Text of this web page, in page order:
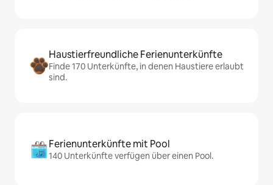
Haustierfreundliche Ferienunterkünfte
Finde 170 Unterkünfte, in denen Haustiere erlaubt
sind.
Ferienunterkünfte mit Pool
140 Unterkünfte verfügen über einen Pool.